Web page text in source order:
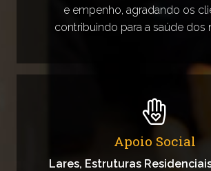
e empenho, agradando os
contribuindo para a saúde dos
Apoio Social
Lares, Estruturas